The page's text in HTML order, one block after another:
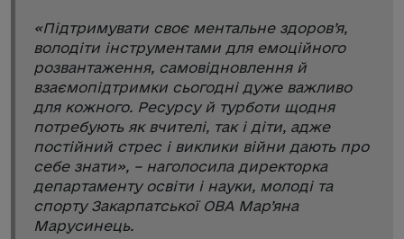
«Підтримувати своє ментальне здоров’я,
володіти інструментами для емоційного
розвантаження, самовідновлення й
взаємопідтримки сьогодні дуже важливо
для кожного. Ресурсу й турботи щодня
потребують як вчителі, так і діти, адже
постійний стрес і виклики війни дають про
себе знати», – наголосила директорка
департаменту освіти і науки, молоді та
спорту Закарпатської ОВА Мар’яна
Марусинець.